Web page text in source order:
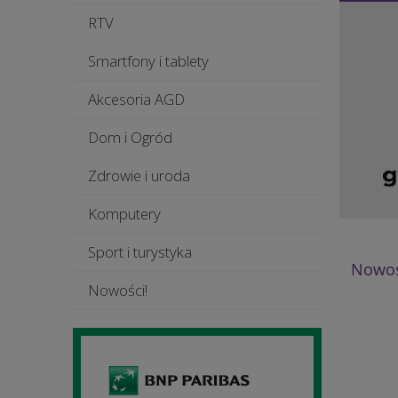
RTV
Smartfony i tablety
Akcesoria AGD
Dom i Ogród
Zdrowie i uroda
Komputery
Sport i turystyka
Nowości!